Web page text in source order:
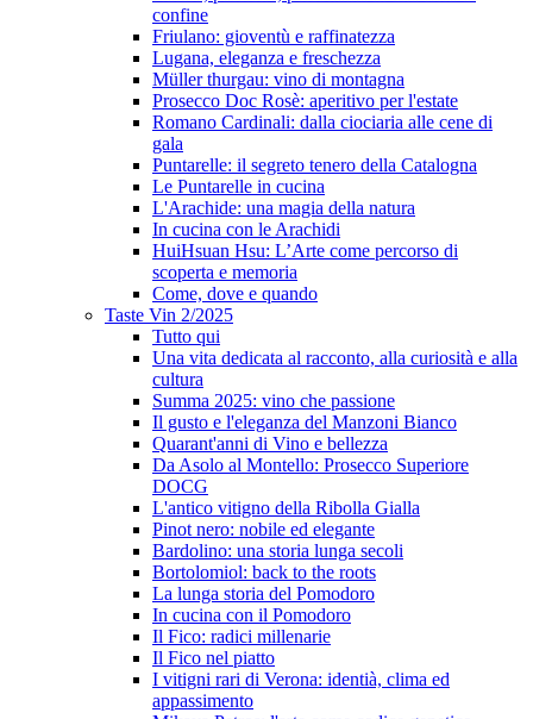
confine
Friulano: gioventù e raffinatezza
Lugana, eleganza e freschezza
Müller thurgau: vino di montagna
Prosecco Doc Rosè: aperitivo per l'estate
Romano Cardinali: dalla ciociaria alle cene di
gala
Puntarelle: il segreto tenero della Catalogna
Le Puntarelle in cucina
L'Arachide: una magia della natura
In cucina con le Arachidi
HuiHsuan Hsu: L’Arte come percorso di
scoperta e memoria
Come, dove e quando
Taste Vin 2/2025
Tutto qui
Una vita dedicata al racconto, alla curiosità e alla
cultura
Summa 2025: vino che passione
Il gusto e l'eleganza del Manzoni Bianco
Quarant'anni di Vino e bellezza
Da Asolo al Montello: Prosecco Superiore
DOCG
L'antico vitigno della Ribolla Gialla
Pinot nero: nobile ed elegante
Bardolino: una storia lunga secoli
Bortolomiol: back to the roots
La lunga storia del Pomodoro
In cucina con il Pomodoro
Il Fico: radici millenarie
Il Fico nel piatto
I vitigni rari di Verona: identià, clima ed
appassimento